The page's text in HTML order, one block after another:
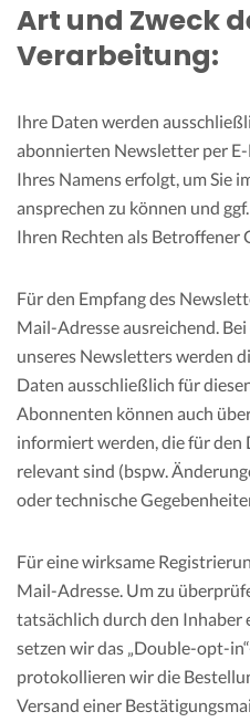
Art und Zweck
Verarbeitung:
Ihre Daten werden
abonnierten Newsletter per
Ihres Namens erfolgt, um Sie
ansprechen zu können und
Ihren Rechten als Betroffener
Für den Empfang des
Mail-Adresse ausreichend.
unseres Newsletters werden
Daten ausschließlich für
Abonnenten können auch
informiert werden, die für den
relevant sind (bspw.
oder technische
Für eine wirksame
Mail-Adresse. Um zu
tatsächlich durch den
setzen wir das „Double-opt-
protokollieren wir die
Versand einer